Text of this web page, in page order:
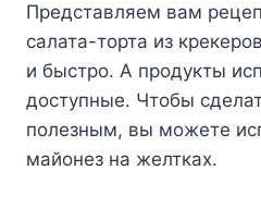
Представляем вам
салата-торта из
и быстро. А продукты
доступные. Чтобы
полезным, вы можете
майонез на желтках.